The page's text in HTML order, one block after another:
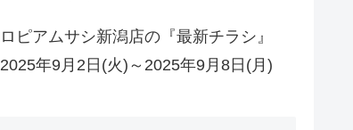
ロピアムサシ新潟店の『最新チラシ』
2025年9月2日(火)～2025年9月8日(月)